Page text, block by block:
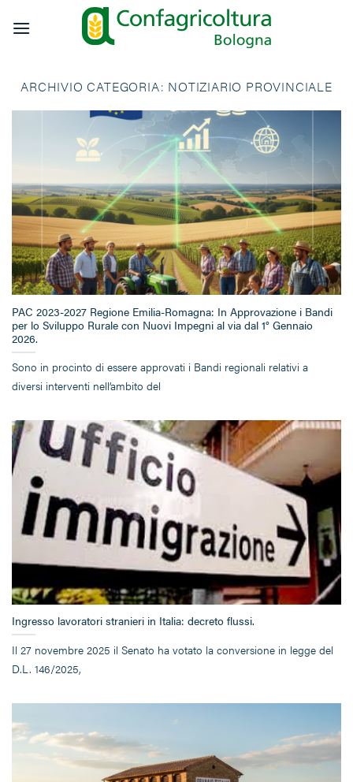
ARCHIVIO CATEGORIA: NOTIZIARIO PROVINCIALE
PAC 2023-2027 Regione Emilia-Romagna: In Approvazione i Bandi
per lo Sviluppo Rurale con Nuovi Impegni al via dal 1° Gennaio
2026.
Sono in procinto di essere approvati i Bandi regionali relativi a
diversi interventi nell’ambito del
Ingresso lavoratori stranieri in Italia: decreto flussi.
Il 27 novembre 2025 il Senato ha votato la conversione in legge del
D.L. 146/2025,